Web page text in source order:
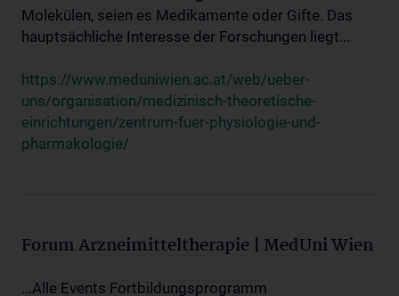
Molekülen, seien es Medikamente oder Gifte. Das
hauptsächliche Interesse der Forschungen liegt...
https://www.meduniwien.ac.at/web/ueber-
uns/organisation/medizinisch-theoretische-
einrichtungen/zentrum-fuer-physiologie-und-
pharmakologie/
Forum Arzneimitteltherapie | MedUni Wien
...Alle Events Fortbildungsprogramm